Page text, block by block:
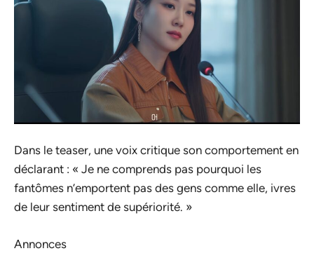
Dans le teaser, une voix critique son comportement en
déclarant : « Je ne comprends pas pourquoi les
fantômes n’emportent pas des gens comme elle, ivres
de leur sentiment de supériorité. »
Annonces